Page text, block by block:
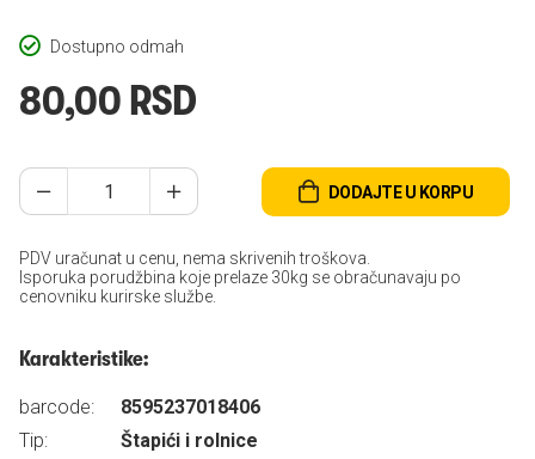
Dostupno odmah
80,00 RSD
DODAJTE U KORPU
PDV uračunat u cenu, nema skrivenih troškova.
Isporuka porudžbina koje prelaze 30kg se obračunavaju po
cenovniku kurirske službe.
Karakteristike:
barcode:
8595237018406
Tip:
Štapići i rolnice